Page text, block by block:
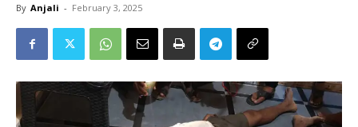
By Anjali - February 3, 2025